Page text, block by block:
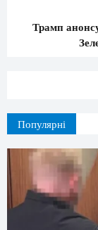
Трамп
Популярні